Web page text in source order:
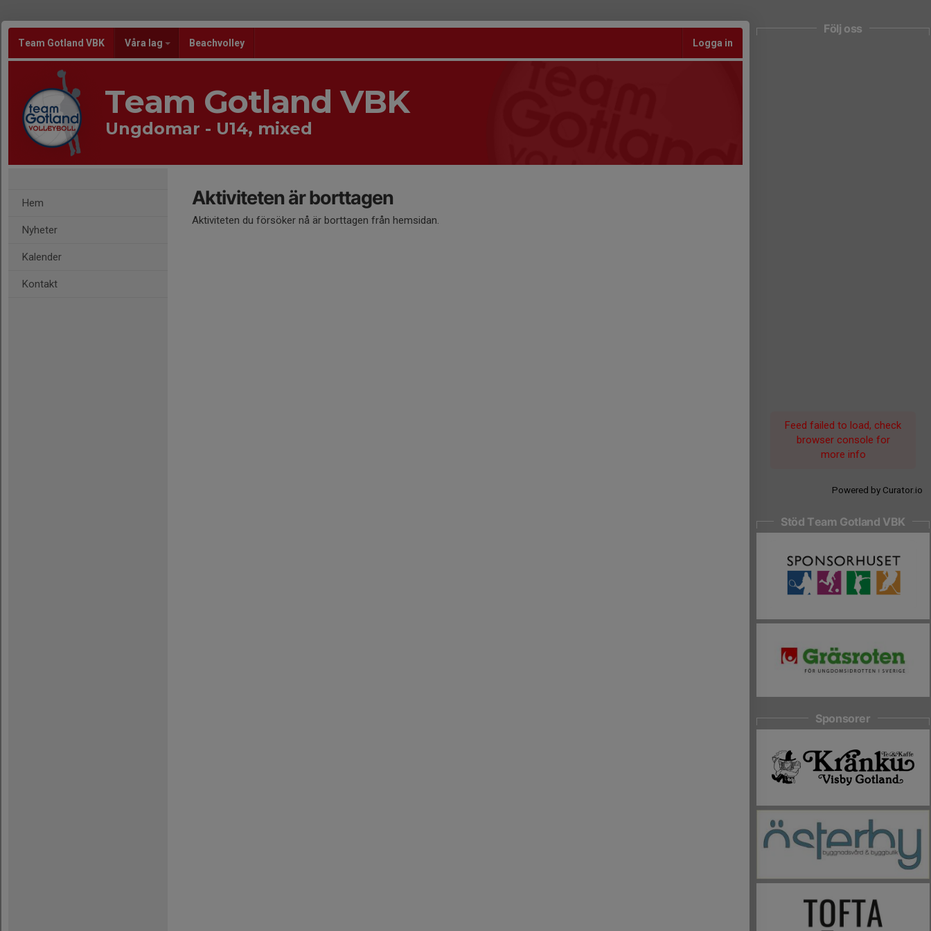
Team Gotland VBK Våra lag Beachvolley Logga in
Team Gotland VBK
Ungdomar - U14, mixed
Hem
Nyheter
Kalender
Kontakt
Aktiviteten är borttagen
Aktiviteten du försöker nå är borttagen från hemsidan.
Följ oss
Feed failed to load, check
browser console for
more info
Powered by Curator.io
Stöd Team Gotland VBK
Sponsorer